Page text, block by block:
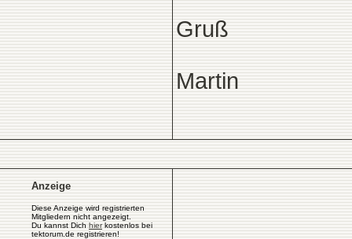
Gruß
Martin
Anzeige
Diese Anzeige wird registrierten
Mitgliedern nicht angezeigt.
Du kannst Dich hierkostenlos bei
tektorum.de registrieren!